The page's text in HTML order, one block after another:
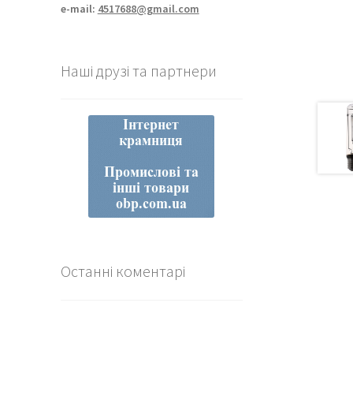
e-mail: 4517688@gmail.com
Наші друзі та партнери
Останні коментарі